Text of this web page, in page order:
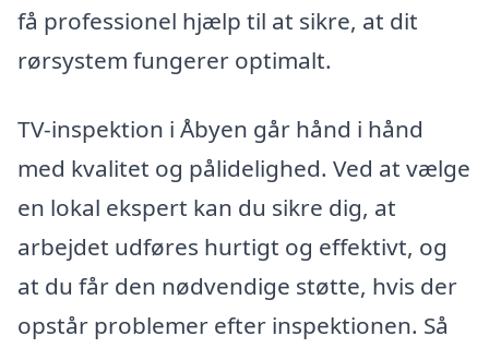
få professionel hjælp til at sikre, at dit
rørsystem fungerer optimalt.
TV-inspektion i Åbyen går hånd i hånd
med kvalitet og pålidelighed. Ved at vælge
en lokal ekspert kan du sikre dig, at
arbejdet udføres hurtigt og effektivt, og
at du får den nødvendige støtte, hvis der
opstår problemer efter inspektionen. Så